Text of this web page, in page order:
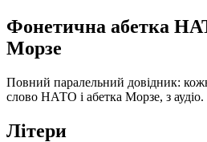
Фонетична абетка
Морзе
Повний паралельний довідник:
слово НАТО і абетка Морзе, з аудіо.
Літери